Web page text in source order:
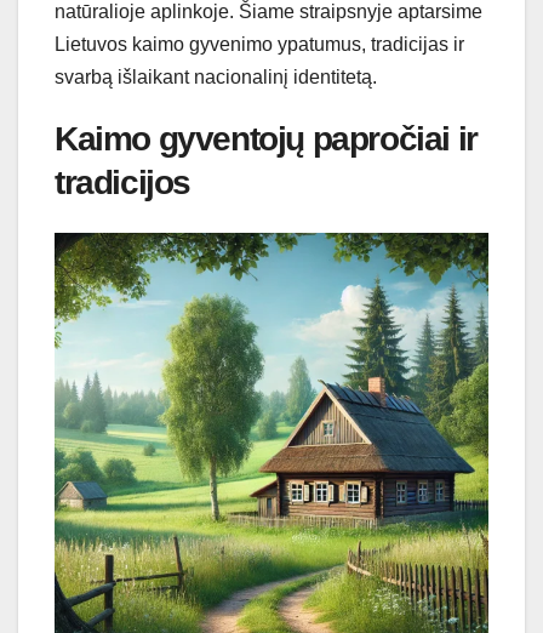
natūralioje aplinkoje. Šiame straipsnyje aptarsime
Lietuvos kaimo gyvenimo ypatumus, tradicijas ir
svarbą išlaikant nacionalinį identitetą.
Kaimo gyventojų papročiai ir
tradicijos